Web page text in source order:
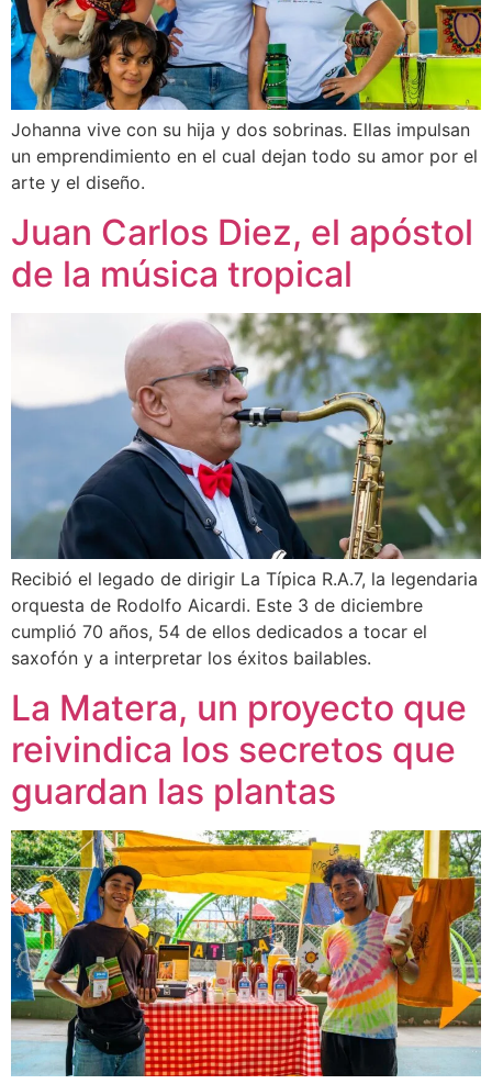
Johanna vive con su hija y dos sobrinas. Ellas impulsan
un emprendimiento en el cual dejan todo su amor por el
arte y el diseño.
Juan Carlos Diez, el apóstol
de la música tropical
Recibió el legado de dirigir La Típica R.A.7, la legendaria
orquesta de Rodolfo Aicardi. Este 3 de diciembre
cumplió 70 años, 54 de ellos dedicados a tocar el
saxofón y a interpretar los éxitos bailables.
La Matera, un proyecto que
reivindica los secretos que
guardan las plantas